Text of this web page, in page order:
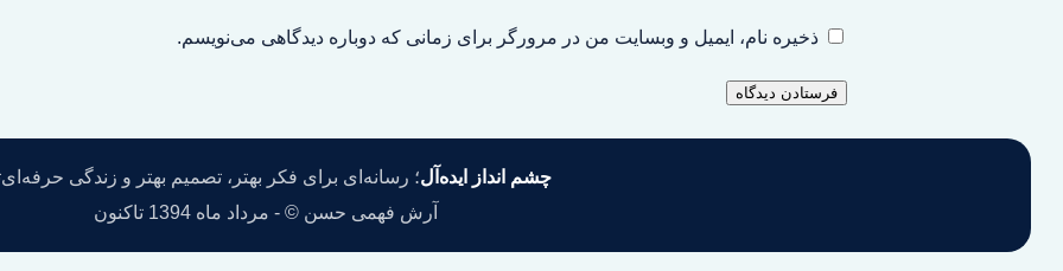
ذخیره نام، ایمیل و وبسایت من در مرورگر برای زمانی که دوباره دیدگاهی می‌نویسم.
چشم انداز ایده‌آل؛ رسانه‌ای برای فکر بهتر، تصمیم بهتر و زندگی
آرش فهمی حسن © - مرداد ماه 1394 تاکنون